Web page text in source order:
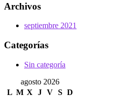
Archivos
septiembre 2021
Categorías
Sin categoría
agosto 2026
L M X J V S D